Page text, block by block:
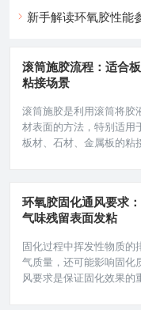
新手解读环氧胶性能
滚筒施胶流程：适合
粘接场景
滚筒施胶是利用滚筒将胶
材表面的方法，特别适用
板材、石材、金属板的粘
连续作业；涂胶均匀性好
率高，可实现半自动化或
景：人造石材和天然石材
属板材的结构粘接；木质
面；
环氧胶固化通风要求
气味残留表面发粘
固化过程中挥发性物质的
气质量，还可能影响固化
风要求是保证固化效果的